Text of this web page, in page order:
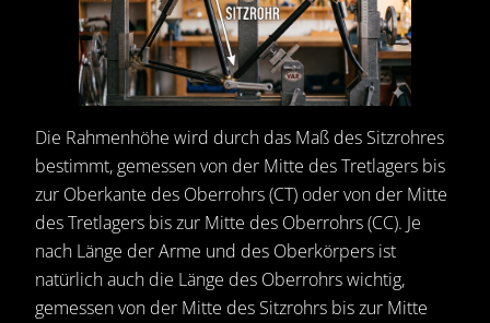
Die Rahmenhöhe wird durch das Maß des Sitzrohres
bestimmt, gemessen von der Mitte des Tretlagers bis
zur Oberkante des Oberrohrs (CT) oder von der Mitte
des Tretlagers bis zur Mitte des Oberrohrs (CC). Je
nach Länge der Arme und des Oberkörpers ist
natürlich auch die Länge des Oberrohrs wichtig,
gemessen von der Mitte des Sitzrohrs bis zur Mitte